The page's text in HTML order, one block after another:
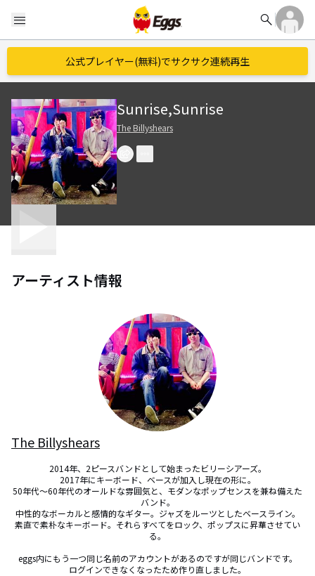
menu search
公式プレイヤー(無料)でサクサク連続再生
Sunrise,Sunrise
The Billyshears
アーティスト情報
The Billyshears
2014年、2ピースバンドとして始まったビリーシアーズ。
2017年にキーボード、ベースが加入し現在の形に。
50年代～60年代のオールドな雰囲気と、モダンなポップセンスを兼ね備えた
バンド。
中性的なボーカルと感情的なギター。ジャズをルーツとしたベースライン。
素直で素朴なキーボード。それらすべてをロック、ポップスに昇華させてい
る。
eggs内にもう一つ同じ名前のアカウントがあるのですが同じバンドです。
ログインできなくなったため作り直しました。